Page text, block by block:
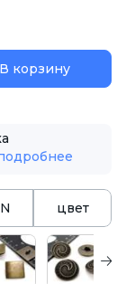
корзину
цвет